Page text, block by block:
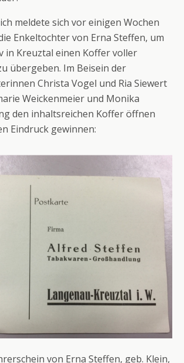
meldete sich vor einigen Wochen
Enkeltochter von Erna Steffen, um
in Kreuztal einen Koffer voller
übergeben. Im Beisein der
Christa Vogel und Ria Siewert
Weickenmeier und Monika
den inhaltsreichen Koffer öffnen
Eindruck gewinnen:
von Erna Steffen, geb. Klein,